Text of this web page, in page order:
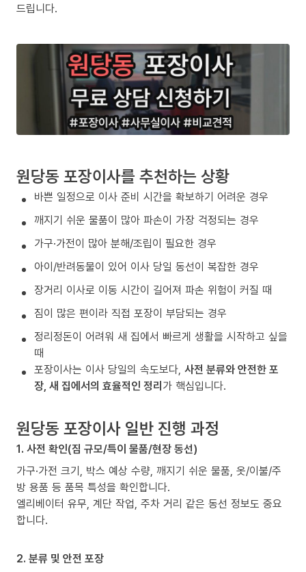
드립니다.
원당동 포장이사를 추천하는 상황
바쁜 일정으로 이사 준비 시간을 확보하기 어려운 경우
깨지기 쉬운 물품이 많아 파손이 가장 걱정되는 경우
가구·가전이 많아 분해/조립이 필요한 경우
아이/반려동물이 있어 이사 당일 동선이 복잡한 경우
장거리 이사로 이동 시간이 길어져 파손 위험이 커질 때
짐이 많은 편이라 직접 포장이 부담되는 경우
정리정돈이 어려워 새 집에서 빠르게 생활을 시작하고 싶을
때
포장이사는 이사 당일의 속도보다, 사전 분류와 안전한 포
장, 새 집에서의 효율적인 정리가 핵심입니다.
원당동 포장이사 일반 진행 과정
1. 사전 확인(짐 규모/특이 물품/현장 동선)
가구·가전 크기, 박스 예상 수량, 깨지기 쉬운 물품, 옷/이불/주
방 용품 등 품목 특성을 확인합니다.
엘리베이터 유무, 계단 작업, 주차 거리 같은 동선 정보도 중요
합니다.
2. 분류 및 안전 포장